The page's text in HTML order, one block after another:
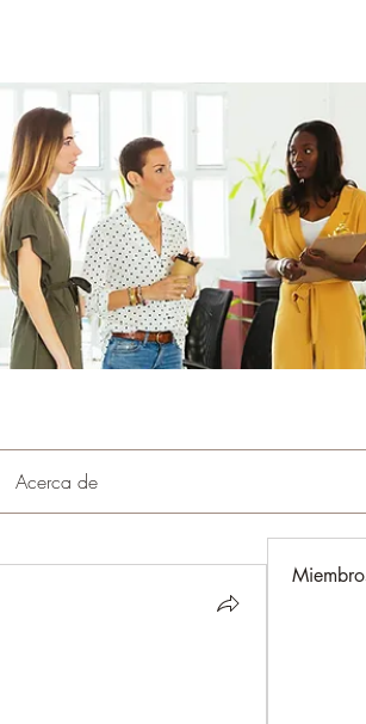
Acerca de